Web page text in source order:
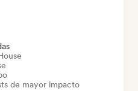
de mayor impacto